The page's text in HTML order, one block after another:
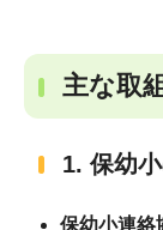
主な取組
1. 保幼
保幼小連絡